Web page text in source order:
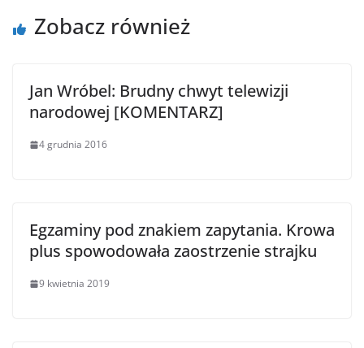
Zobacz również
Jan Wróbel: Brudny chwyt telewizji
narodowej [KOMENTARZ]
4 grudnia 2016
Egzaminy pod znakiem zapytania. Krowa
plus spowodowała zaostrzenie strajku
9 kwietnia 2019